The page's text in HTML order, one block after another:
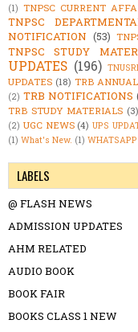
(1) TNPSC CURRENT
TNPSC
NOTIFICATION (53)
TNPSC STUDY
UPDATES (196)
UPDATES (18) TRB
(2) TRB NOTIFICATIONS
TRB STUDY MATERIALS (3)
(2) UGC NEWS (4) UPS
(1) What's New. (1)
LABELS
@ FLASH NEWS
ADMISSION UPDATES
AHM RELATED
AUDIO BOOK
BOOK FAIR
BOOKS CLASS 1 NEW